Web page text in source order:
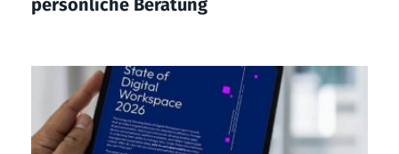
persönliche Beratung